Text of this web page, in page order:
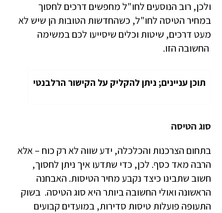
ולכן, רוב הנוסעים לחו"ל מחפשים דרכים לחסוך
במחיר הטיסה לחו"ל, כשהחדשות הטובות הן שיש לא
מעט דרכים, שיטות וכלים שיסייעו לכם במשימה
החשובה הזו.
תוכן עניינים; ניתן להקליק על הקישור הרלבנטי
סוג הטיסה
בתחום הצרכנות והכלכלה, ידע שווה לא רק כוח – אלא
הרבה מאד כסף. לכן, כדי שתדעו איך ניתן לחסוך,
חשוב שתבינו כיצד נקבע מחיר הטיסות. האבחנה
הראשונה ואולי החשובה ביותר היא סוג הטיסה. בשוק
התעופה פועלות טיסות סדירות, במועדים קבועים